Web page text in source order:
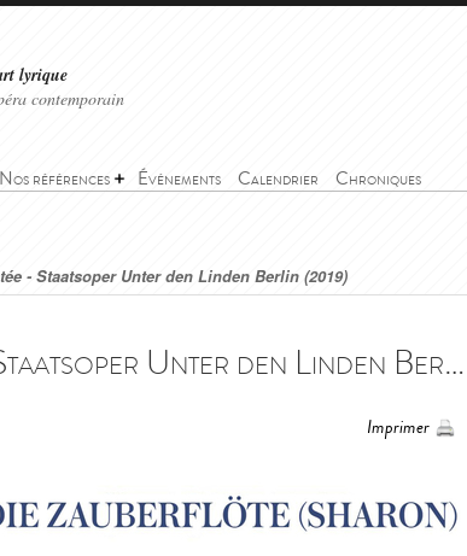
lyrique
contemporain
Nos références Événements Calendrier Chroniques
- Staatsoper Unter den Linden Berlin (2019)
La Flûte enchantée - Staatsoper Unter den Linden Berlin (2019) - Die Zauberflöte - Staatsoper Unter den Linden Berlin (septembre-décembre 2019)
Imprimer